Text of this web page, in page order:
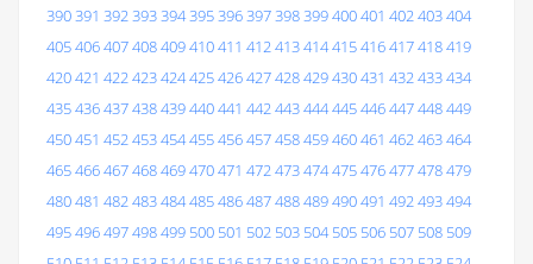
390391 392393394395396397398399400401 402403404
405406407408409410411 412413414415416417418419
420421 422423424425426427428429430431 432433434
435436437438439440441 442443444445446447448449
450451 452453454455456457458459460461 462463464
465466467468469470471 472473474475476477478479
480481 482483484485486487488489490491 492493494
495496497498499 500 501 502 503 504 505 506 507 508 509